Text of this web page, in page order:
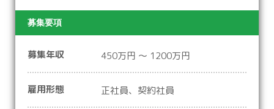
募集要項
募集年収 450万円 ～ 1200万円
雇用形態 正社員、契約社員